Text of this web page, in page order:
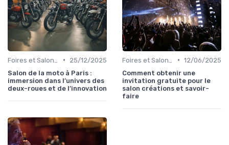
•
25/12/2025
Salon de la moto à Paris :
immersion dans l’univers des
deux-roues et de l’innovation
• 12/06/2025
Comment obtenir une
invitation gratuite pour le
salon créations et savoir-
faire